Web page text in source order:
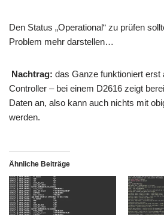
Den Status „Operational“ zu prüfen
Problem mehr darstellen…
Nachtrag: das Ganze funktioniert erst
Controller – bei einem D2616 zeigt
Daten an, also kann auch nichts mit
werden.
Ähnliche Beiträge